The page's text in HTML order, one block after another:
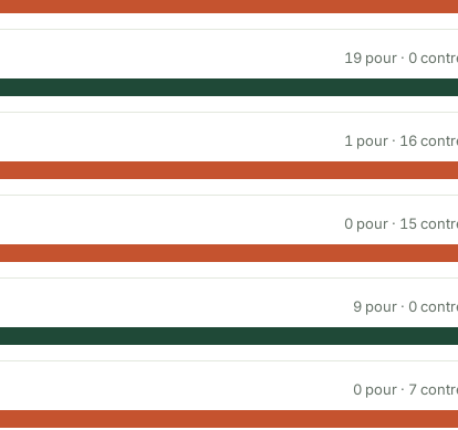
19 pour · 0
1 pour · 16
0 pour · 15
9 pour · 0
0 pour · 7